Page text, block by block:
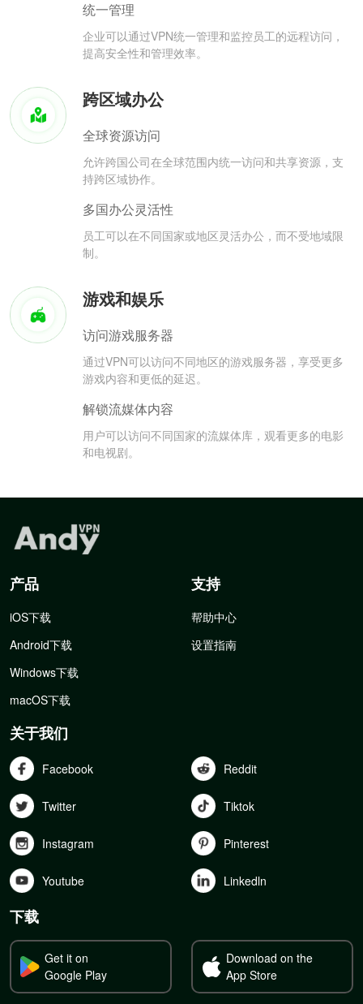
统一管理
企业可以通过VPN统一管理和监控员工的远程访问，
提高安全性和管理效率。
跨区域办公
全球资源访问
允许跨国公司在全球范围内统一访问和共享资源，支
持跨区域协作。
多国办公灵活性
员工可以在不同国家或地区灵活办公，而不受地域限
制。
游戏和娱乐
访问游戏服务器
通过VPN可以访问不同地区的游戏服务器，享受更多
游戏内容和更低的延迟。
解锁流媒体内容
用户可以访问不同国家的流媒体库，观看更多的电影
和电视剧。
产品
iOS下载
Android下载
Windows下载
macOS下载
支持
帮助中心
设置指南
关于我们
Facebook Reddit
Twitter Tiktok
Instagram Pinterest
Youtube Linkedln
下载
Get it on
Google Play
Download on the
App Store